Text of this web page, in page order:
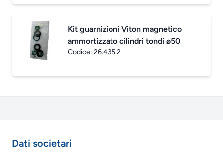
Kit guarnizioni Viton magnetico
ammortizzato cilindri tondi ø50
Codice: 26.435.2
Dati societari